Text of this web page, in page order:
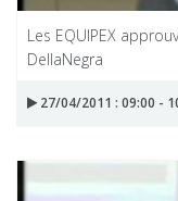
Les EQUIPEX
DellaNegra
27/04/2011 : 09:00 -